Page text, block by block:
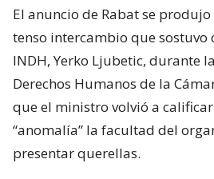
El anuncio de Rabat se
tenso intercambio que sostuvo
INDH, Yerko Ljubetic, durante
Derechos Humanos de la
que el ministro volvió a
“anomalía” la facultad del
presentar querellas.